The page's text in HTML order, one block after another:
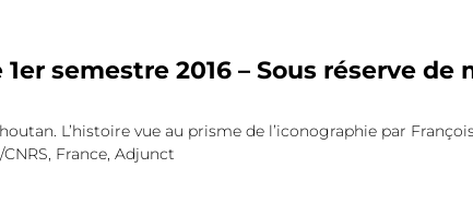
semestre 2016 – Sous réserve
L’histoire vue au prisme de l’iconographie par
France, Adjunct